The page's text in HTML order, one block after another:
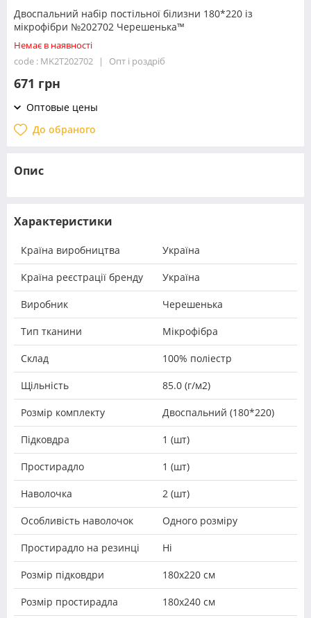
Двоспальний набір постільної білизни 180*220 із
мікрофібри №202702 Черешенька™
Немає в наявності
code : MK2T202702
Опт і роздріб
671 грн
Оптовые цены
До обраного
Опис
Характеристики
Країна виробництва Україна
Країна реєстрації бренду Україна
Виробник Черешенька
Тип тканини Мікрофібра
Склад 100% поліестр
Щільність 85.0 (г/м2)
Розмір комплекту Двоспальний (180*220)
Підковдра 1 (шт)
Простирадло 1 (шт)
Наволочка 2 (шт)
Особливість наволочок Одного розміру
Простирадло на резинці Ні
Розмір підковдри 180х220 см
Розмір простирадла 180x240 см